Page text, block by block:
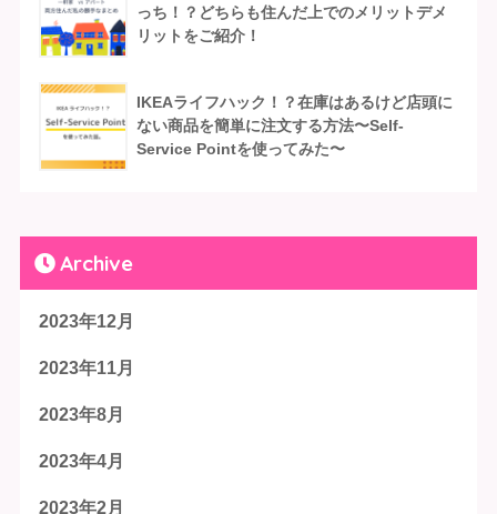
っち！？どちらも住んだ上でのメリットデメ
リットをご紹介！
IKEAライフハック！？在庫はあるけど店頭に
ない商品を簡単に注文する方法〜Self-
Service Pointを使ってみた〜
Archive
2023年12月
2023年11月
2023年8月
2023年4月
2023年2月